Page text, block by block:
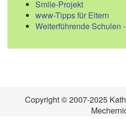
Smile-Projekt
www-Tipps für Eltern
Weiterführende Schulen
Copyright © 2007-2025